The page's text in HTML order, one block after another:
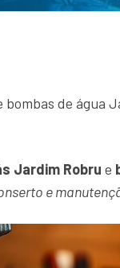
de
Jardim Robru e
e